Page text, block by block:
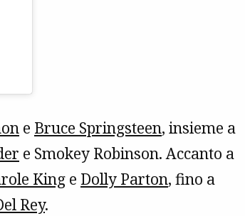
e Bruce Springsteen, insieme a
e Smokey Robinson. Accanto a
King e Dolly Parton, fino a
Rey.